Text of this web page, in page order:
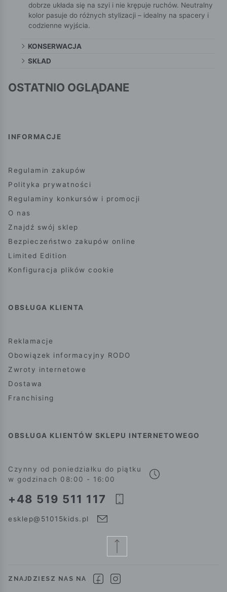
dobrze układa się na szyi i nie krępuje ruchów. Neutralny
kolor pasuje do różnych stylizacji – idealny na spacery i
codzienne wyjścia.
KONSERWACJA
SKŁAD
OSTATNIO OGLĄDANE
INFORMACJE
Regulamin zakupów
Polityka prywatności
Regulaminy konkursów i promocji
O nas
Znajdź swój sklep
Bezpieczeństwo zakupów online
Limited Edition
Konfiguracja plików cookie
OBSŁUGA KLIENTA
Reklamacje
Obowiązek informacyjny RODO
Zwroty internetowe
Dostawa
Franchising
OBSŁUGA KLIENTÓW SKLEPU INTERNETOWEGO
Czynny od poniedziałku do piątku
w godzinach 08:00 - 16:00
+48 519 511 117
esklep@51015kids.pl
ZNAJDZIESZ NAS NA